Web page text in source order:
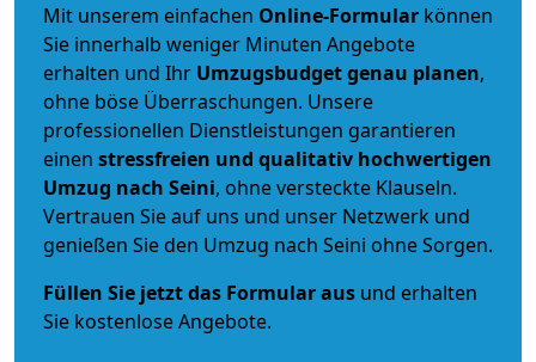
Mit unserem einfachen Online-Formular können
Sie innerhalb weniger Minuten Angebote
erhalten und Ihr Umzugsbudgetgenau planen,
ohne böse Überraschungen. Unsere
professionellen Dienstleistungen garantieren
einen stressfreien und qualitativ hochwertigen
Umzug nach Seini, ohne versteckte Klauseln.
Vertrauen Sie auf uns und unser Netzwerk und
genießen Sie den Umzug nach Seini ohne Sorgen.
Füllen Sie jetzt das Formular aus und erhalten
Sie kostenlose Angebote.